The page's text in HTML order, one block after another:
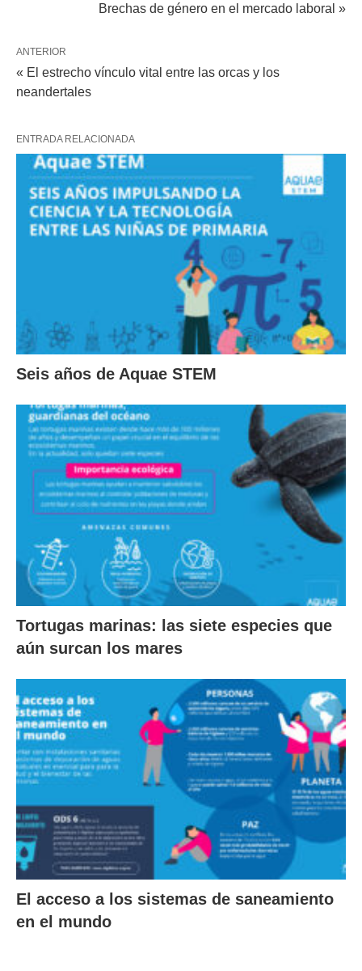
Brechas de género en el mercado laboral »
ANTERIOR
« El estrecho vínculo vital entre las orcas y los
neandertales
ENTRADA RELACIONADA
Seis años de Aquae STEM
Tortugas marinas: las siete especies que
aún surcan los mares
El acceso a los sistemas de saneamiento
en el mundo